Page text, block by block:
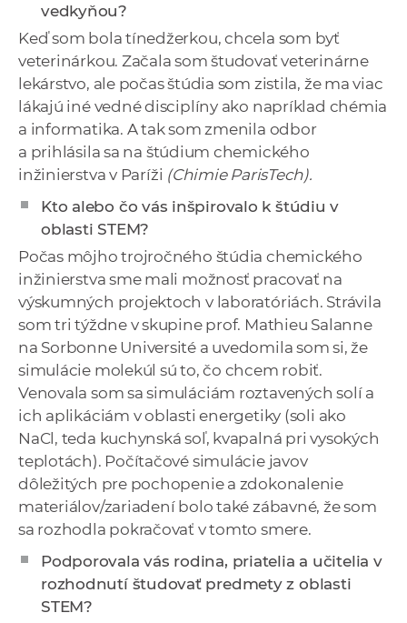
vedkyňou?
Keď som bola tínedžerkou, chcela som byť
veterinárkou. Začala som študovať veterinárne
lekárstvo, ale počas štúdia som zistila, že ma viac
lákajú iné vedné disciplíny ako napríklad chémia
a informatika. A tak som zmenila odbor
a prihlásila sa na štúdium chemického
inžinierstva v Paríži (Chimie ParisTech).
Kto alebo čo vás inšpirovalo k štúdiu v
oblasti STEM?
Počas môjho trojročného štúdia chemického
inžinierstva sme mali možnosť pracovať na
výskumných projektoch v laboratóriách. Strávila
som tri týždne v skupine prof. Mathieu Salanne
na Sorbonne Université a uvedomila som si, že
simulácie molekúl sú to, čo chcem robiť.
Venovala som sa simuláciám roztavených solí a
ich aplikáciám v oblasti energetiky (soli ako
NaCl, teda kuchynská soľ, kvapalná pri vysokých
teplotách). Počítačové simulácie javov
dôležitých pre pochopenie a zdokonalenie
materiálov/zariadení bolo také zábavné, že som
sa rozhodla pokračovať v tomto smere.
Podporovala vás rodina, priatelia a učitelia v
rozhodnutí študovať predmety z oblasti
STEM?